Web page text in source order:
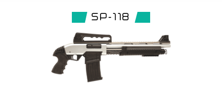
SP-118